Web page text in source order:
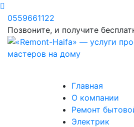
0559661122
Позвоните, и получите
Главная
О компании
Ремонт
Электрик